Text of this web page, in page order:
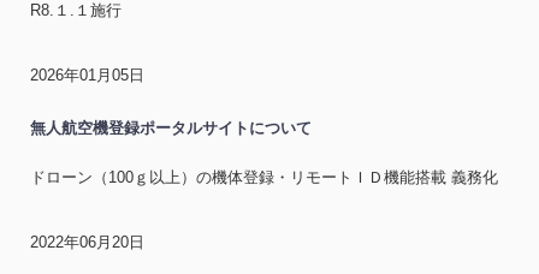
R8.１.１施行
2026年01月05日
無人航空機登録ポータルサイトについて
ドローン（100ｇ以上）の機体登録・リモートＩＤ機能搭載 義務化
2022年06月20日